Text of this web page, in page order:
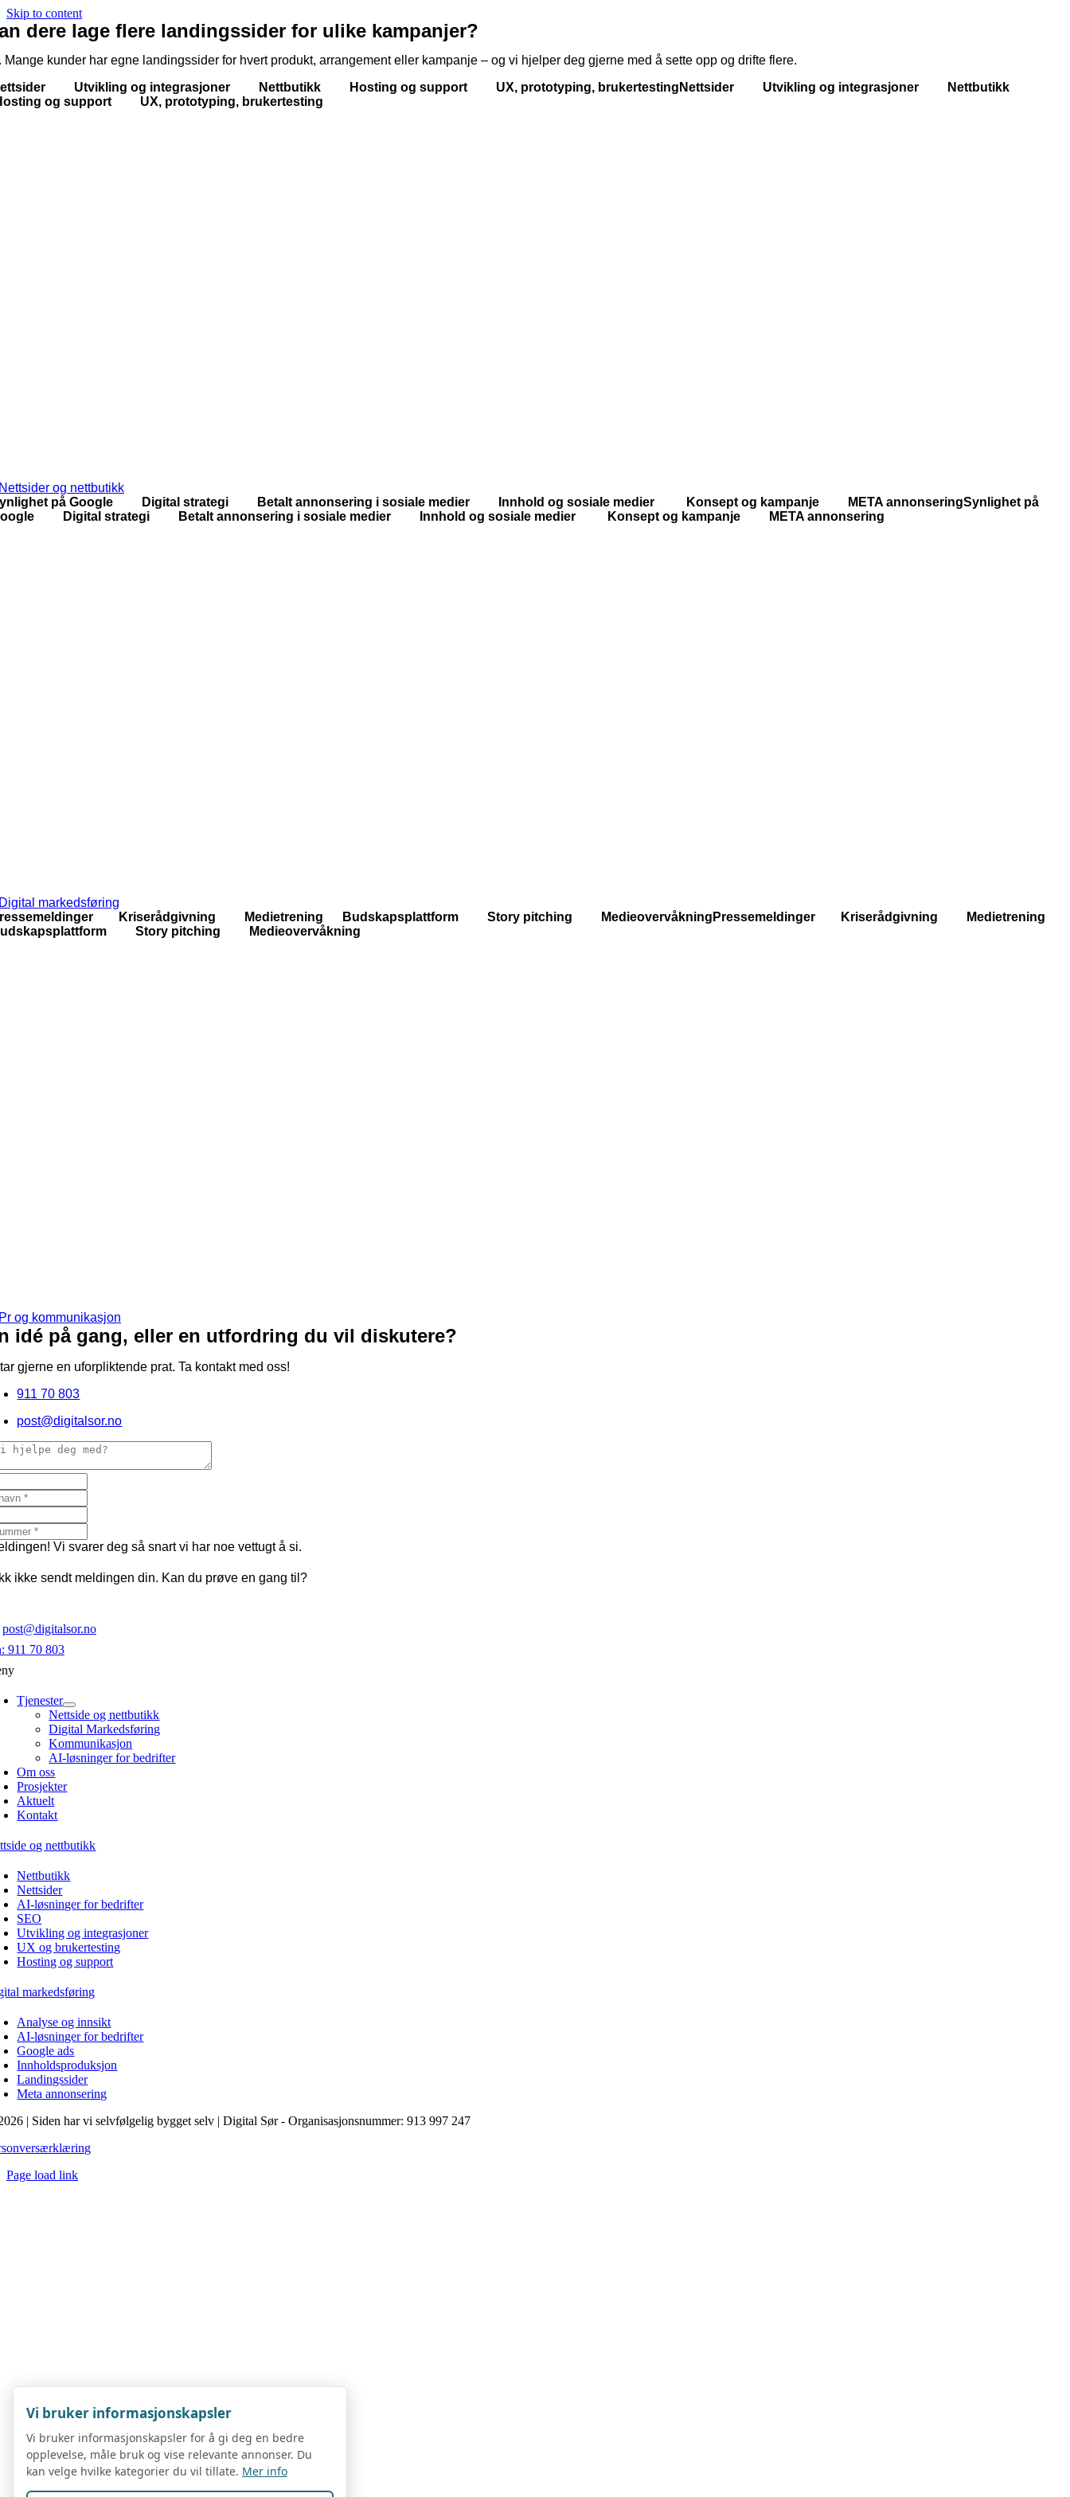
Skip to content
dere lage flere landingssider for ulike kampanjer?
Mange kunder har egne landingssider for hvert produkt, arrangement eller kampanje – og vi hjelper deg gjerne med å sette opp og drifte flere.
Utvikling og integrasjoner Nettbutikk Hosting og support UX, prototyping, brukertesting Nettsider Utvikling og integrasjoner Nettbutikk
og support UX, prototyping, brukertesting
og nettbutikk
på Google Digital strategi Betalt annonsering i sosiale medier Innhold og sosiale medier Konsept og kampanje META annonseringSynlighet på
Digital strategi Betalt annonsering i sosiale medier Innhold og sosiale medier Konsept og kampanje META annonsering
markedsføring
Kriserådgivning Medietrening Budskapsplattform Story pitching Medieovervåkning Pressemeldinger Kriserådgivning Medietrening
Story pitching Medieovervåkning
og kommunikasjon
idé på gang, eller en utfordring du vil diskutere?
gjerne en uforpliktende prat. Ta kontakt med oss!
911 70 803
post@digitalsor.no
Vi svarer deg så snart vi har noe vettugt å si.
ikke sendt meldingen din. Kan du prøve en gang til?
post@digitalsor.no
911 70 803
Tjenester
Nettside og nettbutikk
Digital Markedsføring
Kommunikasjon
AI-løsninger for bedrifter
Om oss
Prosjekter
Aktuelt
Kontakt
og nettbutikk
Nettbutikk
Nettsider
AI-løsninger for bedrifter
SEO
Utvikling og integrasjoner
UX og brukertesting
Hosting og support
markedsføring
Analyse og innsikt
AI-løsninger for bedrifter
Google ads
Innholdsproduksjon
Landingssider
Meta annonsering
| Siden har vi selvfølgelig bygget selv | Digital Sør - Organisasjonsnummer: 913 997 247
Page load link